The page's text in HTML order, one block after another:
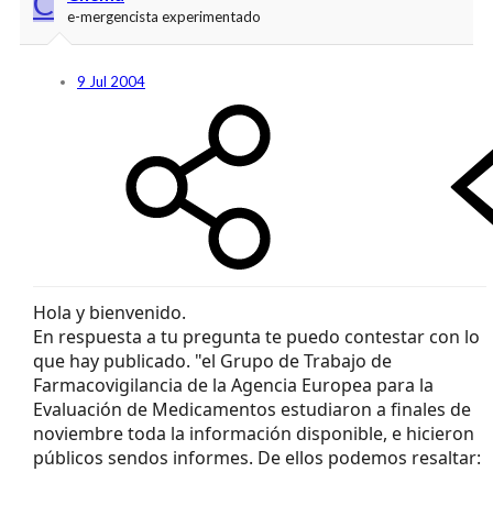
e-mergencista experimentado
9 Jul 2004
Hola y bienvenido.
En respuesta a tu pregunta te puedo contestar con lo
que hay publicado. "el Grupo de Trabajo de
Farmacovigilancia de la Agencia Europea para la
Evaluación de Medicamentos estudiaron a finales de
noviembre toda la información disponible, e hicieron
públicos sendos informes. De ellos podemos resaltar: